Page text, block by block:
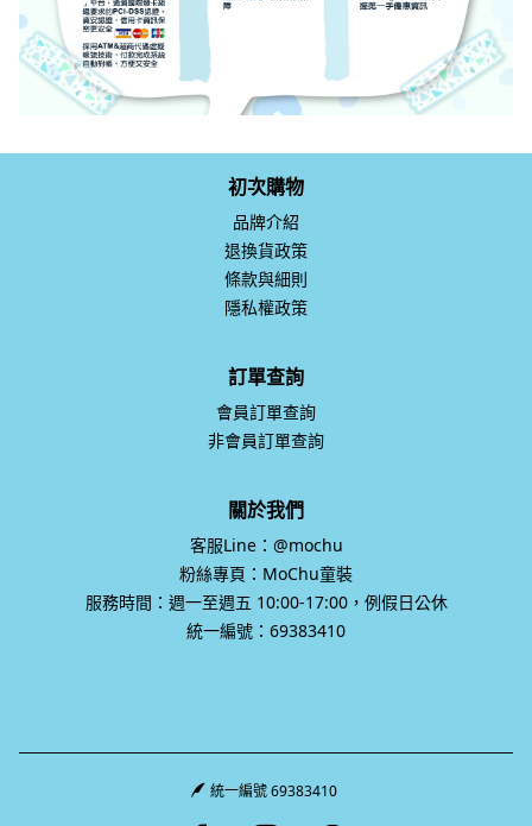
初次購物
品牌介紹
退換貨政策
條款與細則
隱私權政策
訂單查詢
會員訂單查詢
非會員訂單查詢
關於我們
客服Line：@mochu
粉絲專頁：MoChu童裝
服務時間：週一至週五 10:00-17:00，例假日公休
統一編號：69383410
統一編號 69383410